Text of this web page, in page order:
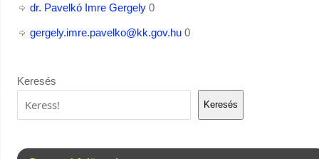
dr. Pavelkó Imre Gergely0
gergely.imre.pavelko@kk.gov.hu0
Keresés
Keresés